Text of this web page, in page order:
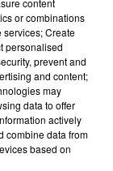
or combinations
services; Create
personalised
prevent and
and content;
may
data to offer
actively
combine data from
based on